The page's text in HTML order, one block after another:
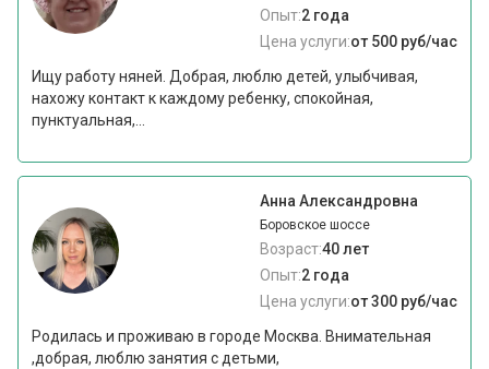
Опыт:2 года
Цена услуги:от 500 руб/час
Ищу работу няней. Добрая, люблю детей, улыбчивая,
нахожу контакт к каждому ребенку, спокойная,
пунктуальная,...
Анна Александровна
Боровское шоссе
Возраст:40 лет
Опыт:2 года
Цена услуги:от 300 руб/час
Родилась и проживаю в городе Москва. Внимательная
,добрая, люблю занятия с детьми,